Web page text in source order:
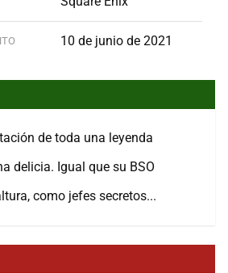
10 de junio de 2021
de toda una leyenda
delicia. Igual que su BSO
como jefes secretos...